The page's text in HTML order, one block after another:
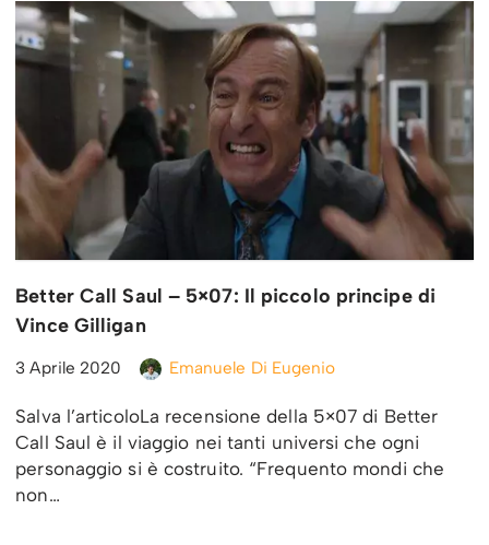
Better Call Saul – 5×07: Il piccolo principe di
Vince Gilligan
3 Aprile 2020 Emanuele Di Eugenio
Salva l’articoloLa recensione della 5×07 di Better
Call Saul è il viaggio nei tanti universi che ogni
personaggio si è costruito. “Frequento mondi che
non…